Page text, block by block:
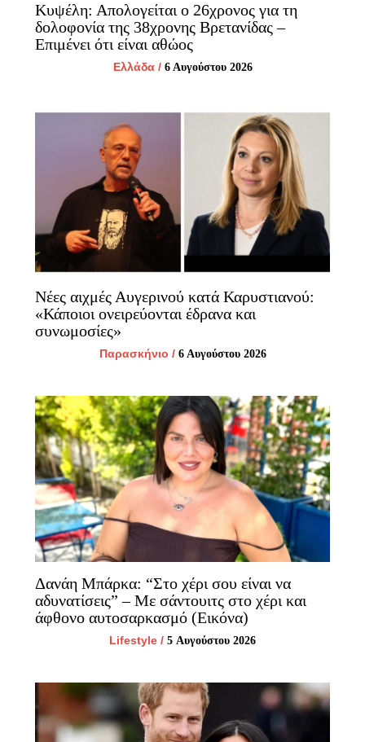
Κυψέλη: Απολογείται ο 26χρονος για τη
δολοφονία της 38χρονης Βρετανίδας –
Επιμένει ότι είναι αθώος
Ελλάδα/ 6 Αυγούστου 2026
Νέες αιχμές Αυγερινού κατά Καρυστιανού:
«Κάποιοι ονειρεύονται έδρανα και
συνωμοσίες»
Παρασκήνιο / 6 Αυγούστου 2026
Δανάη Μπάρκα: “Στο χέρι σου είναι να
αδυνατίσεις” – Με σάντουιτς στο χέρι και
άφθονο αυτοσαρκασμό (Εικόνα)
Lifestyle / 5 Αυγούστου 2026